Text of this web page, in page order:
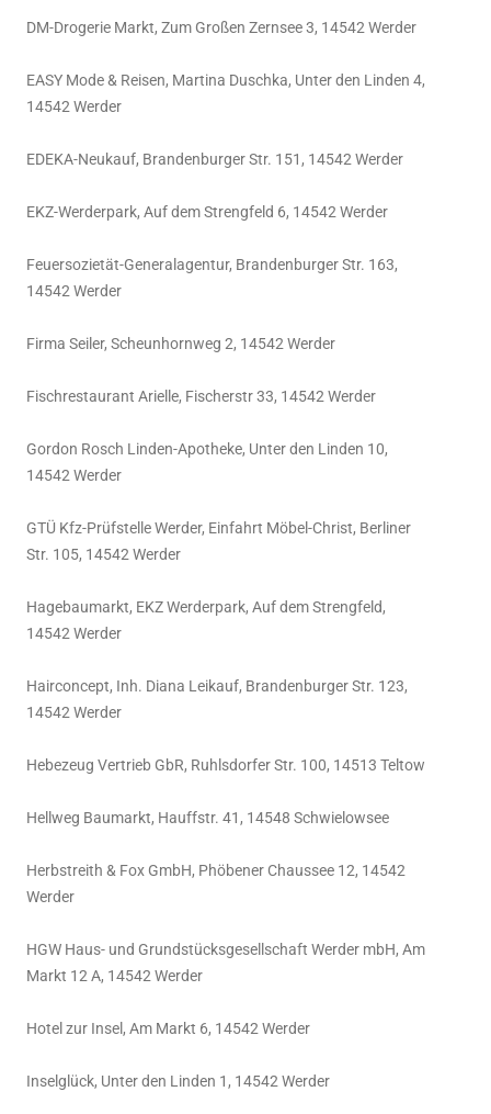
DM-Drogerie Markt, Zum Großen Zernsee 3, 14542 Werder
EASY Mode & Reisen, Martina Duschka, Unter den Linden 4,
14542 Werder
EDEKA-Neukauf, Brandenburger Str. 151, 14542 Werder
EKZ-Werderpark, Auf dem Strengfeld 6, 14542 Werder
Feuersozietät-Generalagentur, Brandenburger Str. 163,
14542 Werder
Firma Seiler, Scheunhornweg 2, 14542 Werder
Fischrestaurant Arielle, Fischerstr 33, 14542 Werder
Gordon Rosch Linden-Apotheke, Unter den Linden 10,
14542 Werder
GTÜ Kfz-Prüfstelle Werder, Einfahrt Möbel-Christ, Berliner
Str. 105, 14542 Werder
Hagebaumarkt, EKZ Werderpark, Auf dem Strengfeld,
14542 Werder
Hairconcept, Inh. Diana Leikauf, Brandenburger Str. 123,
14542 Werder
Hebezeug Vertrieb GbR, Ruhlsdorfer Str. 100, 14513 Teltow
Hellweg Baumarkt, Hauffstr. 41, 14548 Schwielowsee
Herbstreith & Fox GmbH, Phöbener Chaussee 12, 14542
Werder
HGW Haus- und Grundstücksgesellschaft Werder mbH, Am
Markt 12 A, 14542 Werder
Hotel zur Insel, Am Markt 6, 14542 Werder
Inselglück, Unter den Linden 1, 14542 Werder